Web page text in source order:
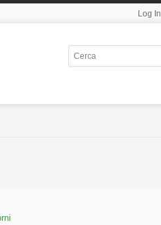
Log In